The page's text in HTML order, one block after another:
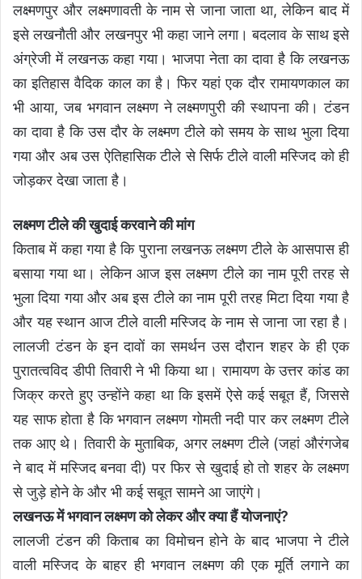
लक्ष्मणपुर और लक्ष्मणावती के नाम से जाना जाता था, लेकिन बाद में
इसे लखनौती और लखनपुर भी कहा जाने लगा। बदलाव के साथ इसे
अंग्रेजी में लखनऊ कहा गया। भाजपा नेता का दावा है कि लखनऊ
का इतिहास वैदिक काल का है। फिर यहां एक दौर रामायणकाल का
भी आया, जब भगवान लक्ष्मण ने लक्ष्मणपुरी की स्थापना की। टंडन
का दावा है कि उस दौर के लक्ष्मण टीले को समय के साथ भुला दिया
गया और अब उस ऐतिहासिक टीले से सिर्फ टीले वाली मस्जिद को ही
जोड़कर देखा जाता है।
लक्ष्मण टीले की खुदाई करवाने की मांग
किताब में कहा गया है कि पुराना लखनऊ लक्ष्मण टीले के आसपास ही
बसाया गया था। लेकिन आज इस लक्ष्मण टीले का नाम पूरी तरह से
भुला दिया गया और अब इस टीले का नाम पूरी तरह मिटा दिया गया है
और यह स्थान आज टीले वाली मस्जिद के नाम से जाना जा रहा है।
लालजी टंडन के इन दावों का समर्थन उस दौरान शहर के ही एक
पुरातत्वविद डीपी तिवारी ने भी किया था। रामायण के उत्तर कांड का
जिक्र करते हुए उन्होंने कहा था कि इसमें ऐसे कई सबूत हैं, जिससे
यह साफ होता है कि भगवान लक्ष्मण गोमती नदी पार कर लक्ष्मण टीले
तक आए थे। तिवारी के मुताबिक, अगर लक्ष्मण टीले (जहां औरंगजेब
ने बाद में मस्जिद बनवा दी) पर फिर से खुदाई हो तो शहर के लक्ष्मण
से जुड़े होने के और भी कई सबूत सामने आ जाएंगे।
लखनऊ में भगवान लक्ष्मण को लेकर और क्या हैं योजनाएं?
लालजी टंडन की किताब का विमोचन होने के बाद भाजपा ने टीले
वाली मस्जिद के बाहर ही भगवान लक्ष्मण की एक मूर्ति लगाने का